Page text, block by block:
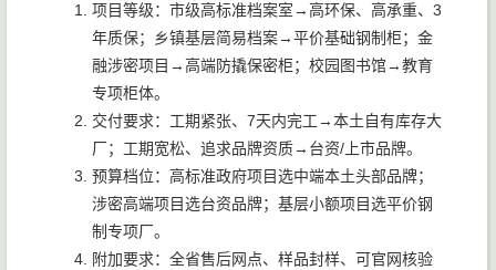
项目等级：市级高标准档案室→高环保、高承重、3
年质保；乡镇基层简易档案→平价基础钢制柜；金
融涉密项目→高端防撬保密柜；校园图书馆→教育
专项柜体。
交付要求：工期紧张、7天内完工→本土自有库存大
厂；工期宽松、追求品牌资质→台资/上市品牌。
预算档位：高标准政府项目选中端本土头部品牌；
涉密高端项目选台资品牌；基层小额项目选平价钢
制专项厂。
附加要求：全省售后网点、样品封样、可官网核验